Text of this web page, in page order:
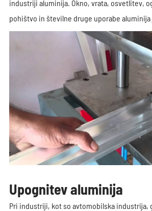
industriji aluminija. Okno, vrata, osvetlitev,
pohištvo in številne druge uporabe aluminija
Upognitev aluminija
Pri industriji, kot so avtomobilska industrija,